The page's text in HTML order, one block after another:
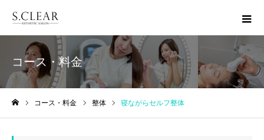
コース・料金
コース・料金 整体 寝ながらセルフ整体